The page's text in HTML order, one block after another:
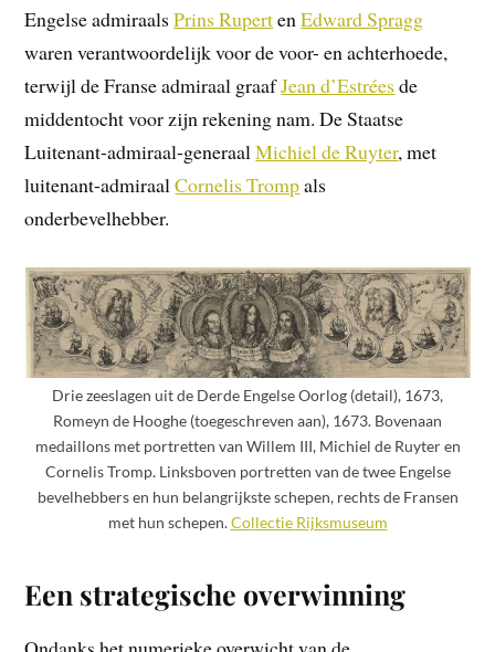
Engelse admiraalsPrins RupertenEdward Spragg
waren verantwoordelijk voor de voor- en achterhoede,
terwijl de Franse admiraal graafJean d’Estrées de
middentocht voor zijn rekening nam. De Staatse
Luitenant-admiraal-generaalMichiel de Ruyter, met
luitenant-admiraalCornelis Trompals
onderbevelhebber.
Drie zeeslagen uit de Derde Engelse Oorlog (detail), 1673,
Romeyn de Hooghe (toegeschreven aan), 1673. Bovenaan
medaillons met portretten van Willem III, Michiel de Ruyter en
Cornelis Tromp. Linksboven portretten van de twee Engelse
bevelhebbers en hun belangrijkste schepen, rechts de Fransen
met hun schepen.Collectie Rijksmuseum
Een strategische overwinning